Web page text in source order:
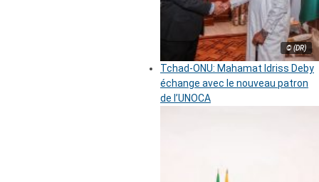
© (DR)
Tchad-ONU: Mahamat Idriss Deby
échange avec le nouveau patron
de l’UNOCA